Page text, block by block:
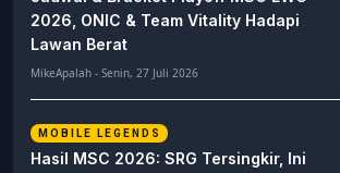
2026, ONIC & Team Vitality Hadapi
Lawan Berat
MikeApalah - Senin, 27 Juli 2026
MOBILE LEGENDS
Hasil MSC 2026: SRG Tersingkir, Ini